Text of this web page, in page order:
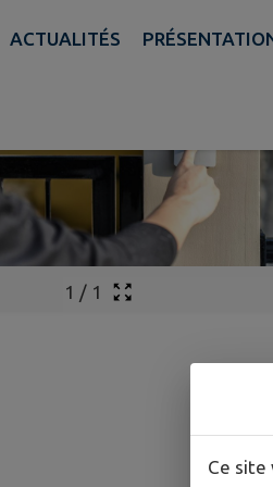
Recherche Pied de page
ACTUALITÉS
1 / 1
Ce site